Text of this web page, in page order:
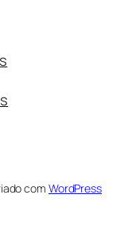
com WordPress